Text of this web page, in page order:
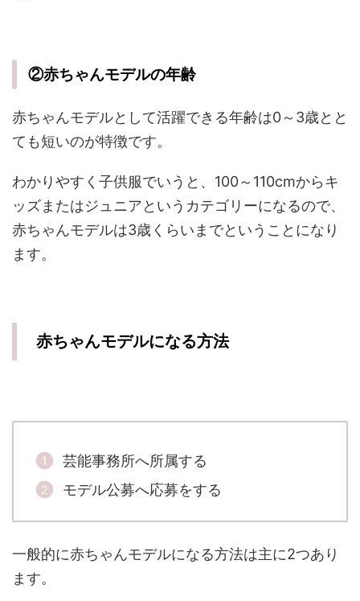
②赤ちゃんモデルの年齢
赤ちゃんモデルとして活躍できる年齢は0～3歳とと
ても短いのが特徴です。
わかりやすく子供服でいうと、100～110cmからキ
ッズまたはジュニアというカテゴリーになるので、
赤ちゃんモデルは3歳くらいまでということになり
ます。
赤ちゃんモデルになる方法
芸能事務所へ所属する
モデル公募へ応募をする
一般的に赤ちゃんモデルになる方法は主に2つあり
ます。